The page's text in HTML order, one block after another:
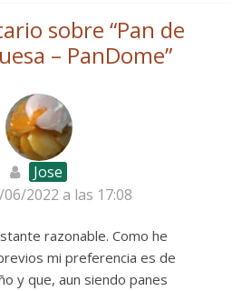
sobre “Pan de
– PanDome”
Jose
2022 a las 17:08
razonable. Como he
mi preferencia es de
y que, aun siendo panes